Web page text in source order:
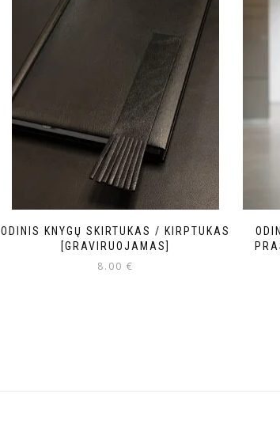
ODINIS KNYGŲ SKIRTUKAS / KIRPTUKAS
[GRAVIRUOJAMAS]
8.00 €